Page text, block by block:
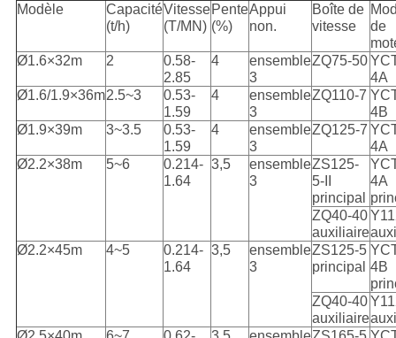
Modèle
Capacité
(t/h)
Vitesse
(T/MN)
Pente
(%)
Appui
non.
Boîte de
vitesse
de
Ø1.6×32m
2
0.58-
2.85
4
ensemble
3
ZQ75-50
4A
Ø1.6/1.9×36m2.5~3
0.53-
1.59
4
ensemble
3
ZQ110-7
4B
Ø1.9×39m
3~3.5
0.53-
1.59
4
ensemble
3
ZQ125-7
4A
Ø2.2×38m
5~6
0.214-
1.64
3,5
ensemble
3
ZS125-
5-II
principal
4A
ZQ40-40
auxiliaire
Ø2.2×45m
4~5
0.214-
1.64
3,5
ensemble
3
ZS125-5
principal 4B
ZQ40-40
auxiliaire